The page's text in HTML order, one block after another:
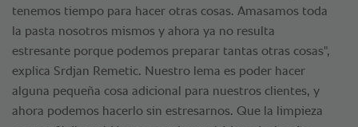
tenemos tiempo para hacer otras cosas. Amasamos toda
la pasta nosotros mismos y ahora ya no resulta
estresante porque podemos preparar tantas otras cosas",
explica Srdjan Remetic. Nuestro lema es poder hacer
alguna pequeña cosa adicional para nuestros clientes, y
ahora podemos hacerlo sin estresarnos. Que la limpieza